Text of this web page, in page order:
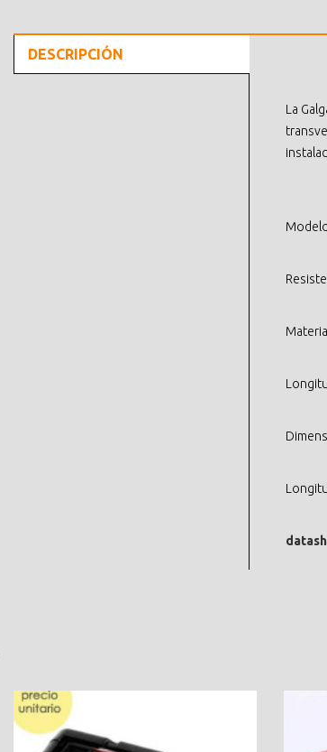
DESCRIPCIÓN
La